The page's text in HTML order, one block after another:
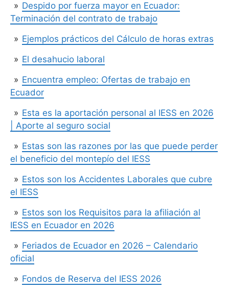
Despido por fuerza mayor en Ecuador:
Terminación del contrato de trabajo
Ejemplos prácticos del Cálculo de horas extras
El desahucio laboral
Encuentra empleo: Ofertas de trabajo en
Ecuador
Esta es la aportación personal al IESS en 2026
| Aporte al seguro social
Estas son las razones por las que puede perder
el beneficio del montepío del IESS
Estos son los Accidentes Laborales que cubre
el IESS
Estos son los Requisitos para la afiliación al
IESS en Ecuador en 2026
Feriados de Ecuador en 2026 – Calendario
oficial
Fondos de Reserva del IESS 2026